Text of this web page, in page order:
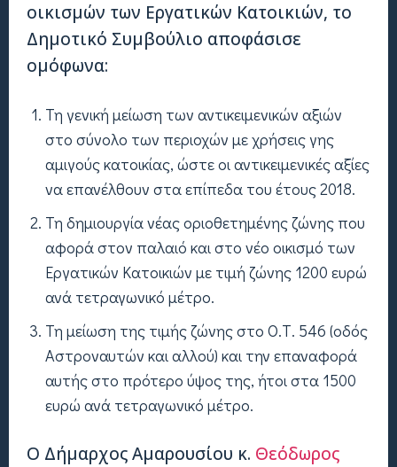
οικισμών των Εργατικών Κατοικιών, το
Δημοτικό Συμβούλιο αποφάσισε
ομόφωνα:
Τη γενική μείωση των αντικειμενικών αξιών
στο σύνολο των περιοχών με χρήσεις γης
αμιγούς κατοικίας, ώστε οι αντικειμενικές αξίες
να επανέλθουν στα επίπεδα του έτους 2018.
Τη δημιουργία νέας οριοθετημένης ζώνης που
αφορά στον παλαιό και στο νέο οικισμό των
Εργατικών Κατοικιών με τιμή ζώνης 1200 ευρώ
ανά τετραγωνικό μέτρο.
Τη μείωση της τιμής ζώνης στο Ο.Τ. 546 (οδός
Αστροναυτών και αλλού) και την επαναφορά
αυτής στο πρότερο ύψος της, ήτοι στα 1500
ευρώ ανά τετραγωνικό μέτρο.
Ο Δήμαρχος Αμαρουσίου κ. Θεόδωρος